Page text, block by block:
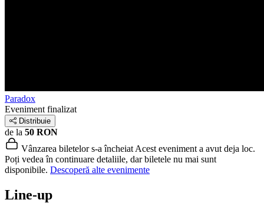
Paradox
Eveniment finalizat
Distribuie
de la 50 RON
Vânzarea biletelor s-a încheiat Acest eveniment a avut deja loc.
Poți vedea în continuare detaliile, dar biletele nu mai sunt
disponibile. Descoperă alte evenimente
Line-up